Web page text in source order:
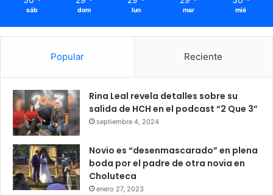
sáb dom lun mar mié
Popular Reciente
Rina Leal revela detalles sobre su
salida de HCH en el podcast “2 Que 3”
septiembre 4, 2024
Novio es “desenmascarado” en plena
boda por el padre de otra novia en
Choluteca
enero 27, 2023